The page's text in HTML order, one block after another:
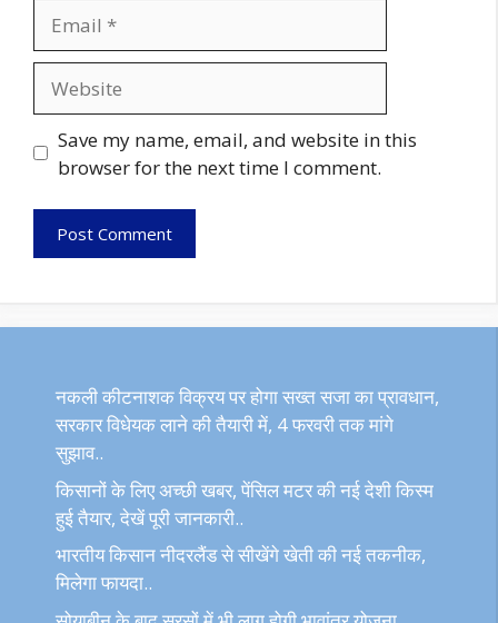
Save my name, email, and website in this
browser for the next time I comment.
नकली कीटनाशक विक्रय पर होगा सख्त सजा का प्रावधान,
सरकार विधेयक लाने की तैयारी में, 4 फरवरी तक मांगे
सुझाव..
किसानों के लिए अच्छी खबर, पेंसिल मटर की नई देशी किस्म
हुई तैयार, देखें पूरी जानकारी..
भारतीय किसान नीदरलैंड से सीखेंगे खेती की नई तकनीक,
मिलेगा फायदा..